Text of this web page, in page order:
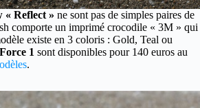
Reflect » ne sont pas de simples paires de
comporte un imprimé crocodile « 3M » qui
existe en 3 coloris : Gold, Teal ou
1 sont disponibles pour 140 euros au
.